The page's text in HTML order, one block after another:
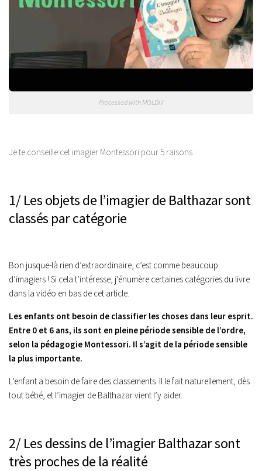
Processed with MOLDIV
Je te conseille cet imagier Montessori pour 5 raisons :
1/ Les objets de l’imagier de Balthazar sont
classés par catégorie
Bon jusque-là rien d’extraordinaire, c’est comme beaucoup
d’imagiers ! Si cela t’intéresse, j’énumère certaines catégories du livre
dans la vidéo en bas de cet article.
Les enfants ont besoin de classifier les choses dans leur esprit.
Entre 0 et 6 ans, ils sont en pleine période sensible de l’ordre,
selon la pédagogie Montessori. Il s’agit de la période sensible
la plus importante.
L’enfant a besoin de faire des classements. Il le fait naturellement, dès
tout bébé, et l’imagier de Balthazar vient l’y aider.
2/ Les dessins de l’imagier Balthazar sont
très proches de la réalité